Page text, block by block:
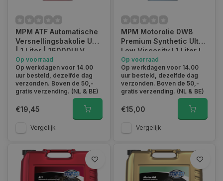
MPM ATF Automatische
Versnellingsbakolie ULV
| 1 Liter | 16000ULV
Op voorraad
Op werkdagen voor 14.00
uur besteld, dezelfde dag
verzonden. Boven de 50,-
gratis verzending. (NL & BE)
€19,45
Vergelijk
MPM Motorolie 0W8
Premium Synthetic Ultra
Low Viscosity l 1 Liter l
08001ULV
Op voorraad
Op werkdagen voor 14.00
uur besteld, dezelfde dag
verzonden. Boven de 50,-
gratis verzending. (NL & BE)
€15,00
Vergelijk